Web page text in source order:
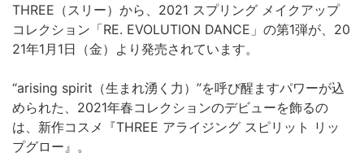
THREE（スリー）から、2021 スプリング メイクアップ
コレクション「RE. EVOLUTION DANCE」の第1弾が、20
21年1月1日（金）より発売されています。
“arising spirit（生まれ湧く力）”を呼び醒ますパワーが込
められた、2021年春コレクションのデビューを飾るの
は、新作コスメ『THREE アライジング スピリット リッ
プグロー』。